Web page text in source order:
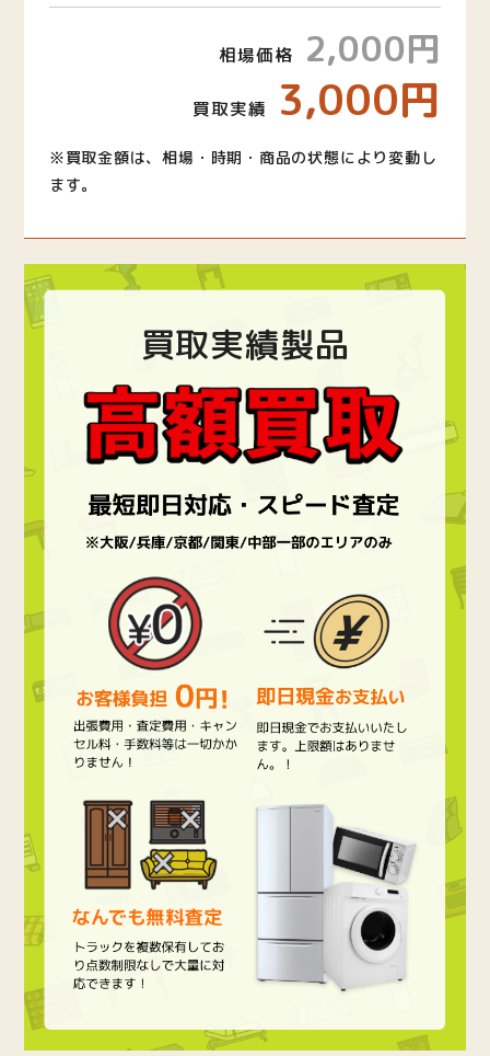
相場価格 2,000円
買取実績 3,000円
※買取金額は、相場・時期・商品の状態により変動し
ます。
買取実績製品